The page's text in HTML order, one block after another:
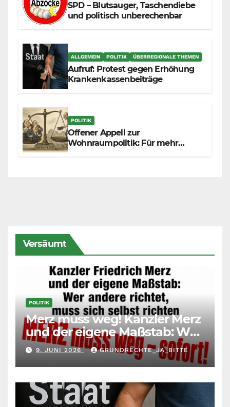
SPD – Blutsauger, Taschendiebe
und politisch unberechenbar
ALLGEMEIN POLITIK ÜBERREGIONALE THEMEN
Aufruf: Protest gegen Erhöhung
Krankenkassenbeiträge
POLITIK
Offener Appell zur
Wohnraumpolitik: Für mehr
Versäumt
POLITIK
Merz muss weg! Kanzler Merz
und der eigene Maßstab: Wer
andere richtet, muss sich
selbst richten
9. JUNI 2026 GRUNDRECHTE_JA_BITTE